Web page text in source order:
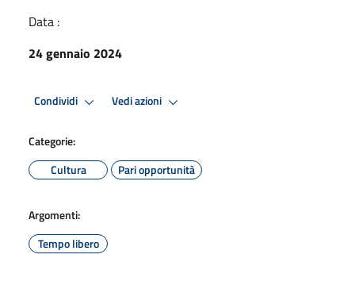
Data :
24 gennaio 2024
Condividi Vedi azioni
Categorie:
Cultura
Pari opportunità
Argomenti:
Tempo libero